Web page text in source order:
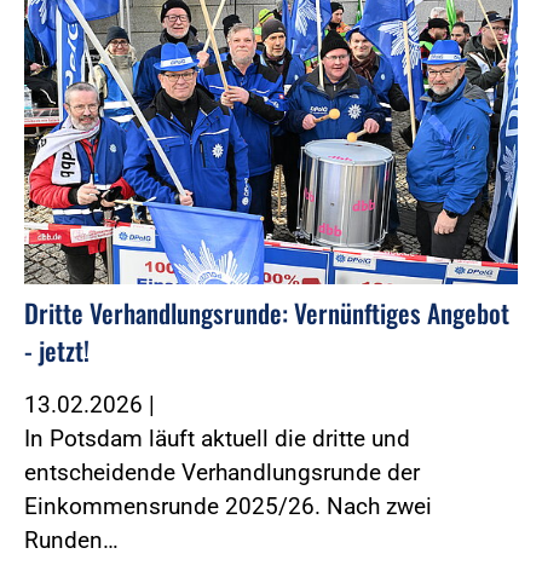
Dritte Verhandlungsrunde: Vernünftiges Angebot
- jetzt!
13.02.2026 |
In Potsdam läuft aktuell die dritte und
entscheidende Verhandlungsrunde der
Einkommensrunde 2025/26. Nach zwei
Runden…